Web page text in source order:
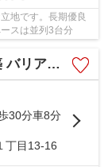
地です。長期優良
スは並列3台分
ル電化住宅
30分車8分
丁目13-16